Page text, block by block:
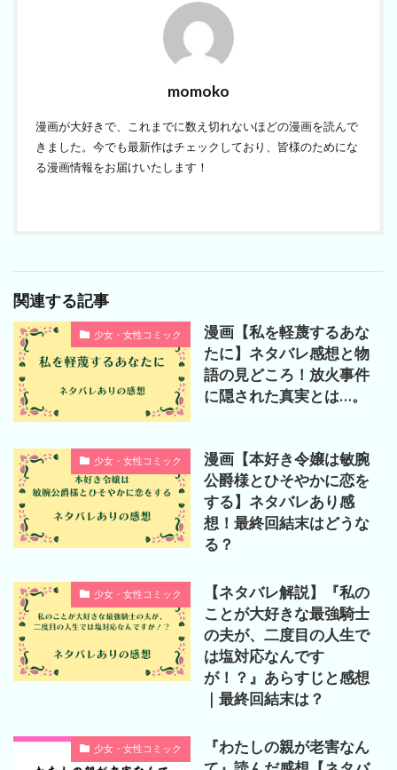
momoko
漫画が大好きで、これまでに数え切れないほどの漫画を読んで
きました。今でも最新作はチェックしており、皆様のためにな
る漫画情報をお届けいたします！
関連する記事
少女・女性コミック
漫画【私を軽蔑するあな
たに】ネタバレ感想と物
語の見どころ！放火事件
に隠された真実とは…。
少女・女性コミック
漫画【本好き令嬢は敏腕
公爵様とひそやかに恋を
する】ネタバレあり感
想！最終回結末はどうな
る？
少女・女性コミック
【ネタバレ解説】『私の
ことが大好きな最強騎士
の夫が、二度目の人生で
は塩対応なんです
が！？』あらすじと感想
｜最終回結末は？
少女・女性コミック
『わたしの親が老害なん